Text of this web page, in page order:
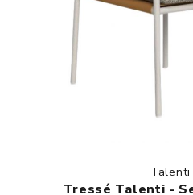
Talenti
Tressé Talenti -